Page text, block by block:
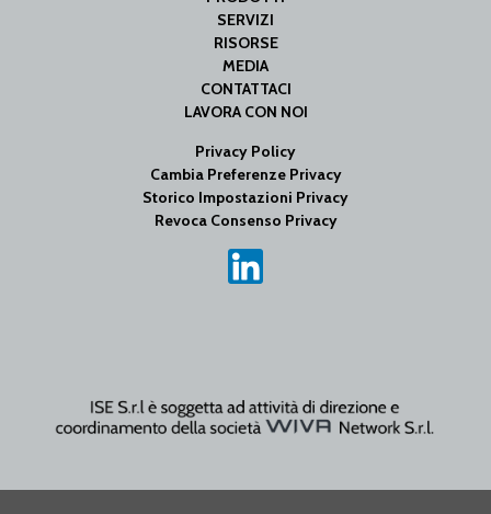
SERVIZI
RISORSE
MEDIA
CONTATTACI
LAVORA CON NOI
Privacy Policy
Cambia Preferenze Privacy
Storico Impostazioni Privacy
Revoca Consenso Privacy